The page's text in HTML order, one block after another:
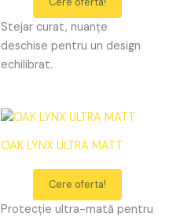
Stejar curat, nuanțe
deschise pentru un design
echilibrat.
OAK LYNX ULTRA MATT
Cere oferta!
Protecție ultra-mată pentru